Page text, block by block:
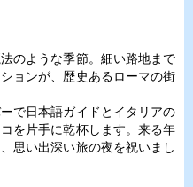
のような季節。細い路地まで
ョンが、歴史あるローマの街
で日本語ガイドとイタリアの
を片手に乾杯します。来る年
思い出深い旅の夜を祝いまし